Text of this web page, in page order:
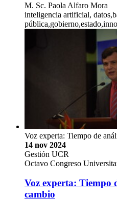
M. Sc. Paola Alfaro Mora
inteligencia artificial,
Voz experta: Tiempo de
14 nov 2024
Gestión UCR
Octavo Congreso
Voz experta: Tiempo
cambio